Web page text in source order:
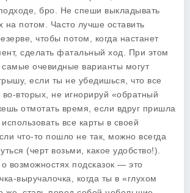
бро. Не спеши выкладывать
на потом. Часто лучше оставить
чтобы потом, когда настанет
сделать фатальный ход. При этом
очевидные варианты могут
если ты не убедишься, что все
вторых, не игнорируй «обратный
отмотать время, если вдруг пришла
все карты в своей
что-то пошло не так, можно всегда
(черт возьми, какое удобство!).
возможностях подсказок — это
выручалочка, когда ты в «глухом